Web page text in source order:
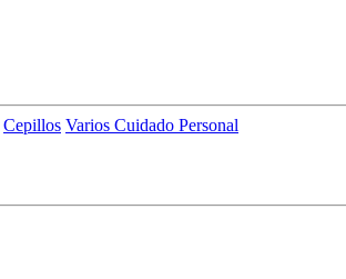
Cepillos Varios Cuidado Personal